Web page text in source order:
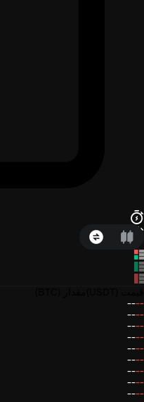
--
--
--
--
--
--
--
--
--
--
--
--
--
--
--
--
--
--